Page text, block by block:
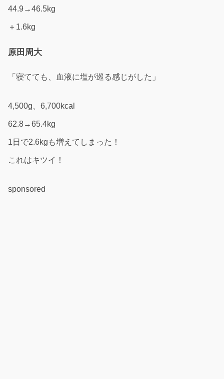
44.9→46.5kg
＋1.6kg
原田周大
「寝てても、血液に塩が巡る感じがした」
4,500g、6,700kcal
62.8→65.4kg
1日で2.6kgも増えてしまった！
これはキツイ！
sponsored